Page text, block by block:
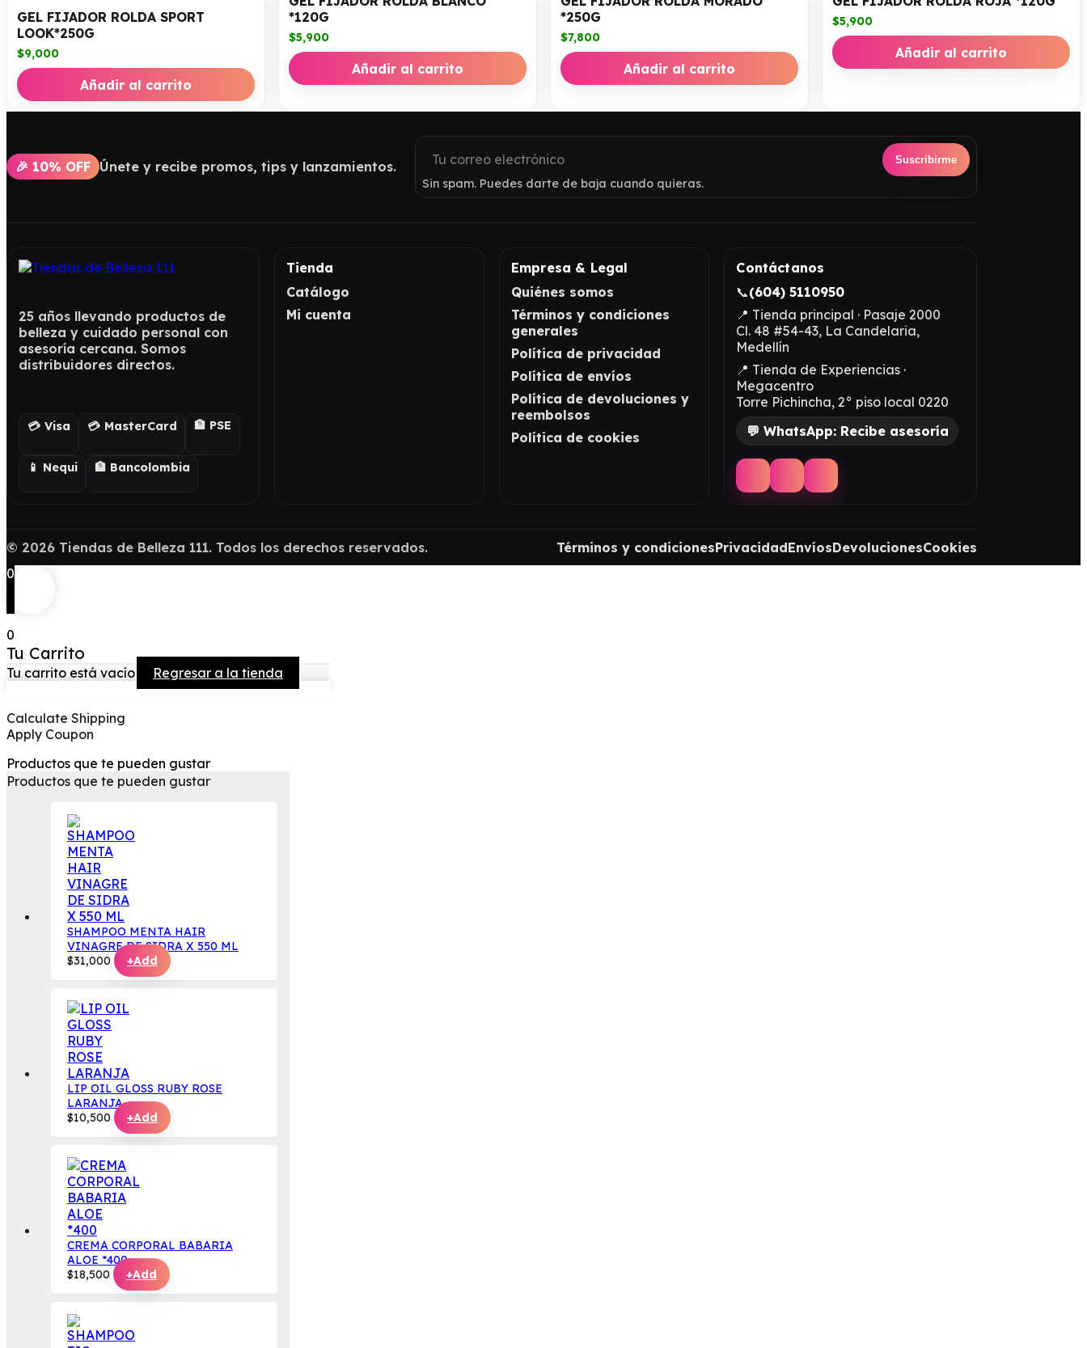
GEL FIJADOR ROLDA SPORT
LOOK*250G
$9,000
Añadir al carrito
*120G
$5,900
Añadir al carrito
*250G
$7,800
Añadir al carrito
$5,900
Añadir al carrito
🎉 10% OFF Únete y recibe promos, tips y lanzamientos. Suscribirme
Sin spam. Puedes darte de baja cuando quieras.
25 años llevando productos de
belleza y cuidado personal con
asesoría cercana. Somos
distribuidores directos.
💳 Visa 💳 MasterCard 🏦 PSE
📱 Nequi 🏦 Bancolombia
Tienda
Catálogo
Mi cuenta
Empresa & Legal
Quiénes somos
Términos y condiciones
generales
Política de privacidad
Política de envíos
Política de devoluciones y
reembolsos
Política de cookies
Contáctanos
📞(604) 5110950
📍 Tienda principal · Pasaje 2000
Cl. 48 #54-43, La Candelaria,
Medellín
📍 Tienda de Experiencias ·
Megacentro
Torre Pichincha, 2° piso local 0220
💬 WhatsApp: Recibe asesoría
© 2026 Tiendas de Belleza 111. Todos los derechos reservados. Términos y condicionesPrivacidadEnvíosDevolucionesCookies
0
0
Tu Carrito
Tu carrito está vacío Regresar a la tienda
Calculate Shipping
Apply Coupon
Productos que te pueden gustar
Productos que te pueden gustar
SHAMPOO MENTA HAIR
VINAGRE DE SIDRA X 550 ML
$31,000 +Add
LIP OIL GLOSS RUBY ROSE
LARANJA
$10,500 +Add
CREMA CORPORAL BABARIA
ALOE *400
$18,500 +Add